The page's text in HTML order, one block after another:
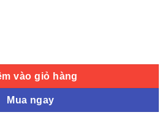
cháy Horing AH-03128 số lượng
vào giỏ hàng
Mua ngay